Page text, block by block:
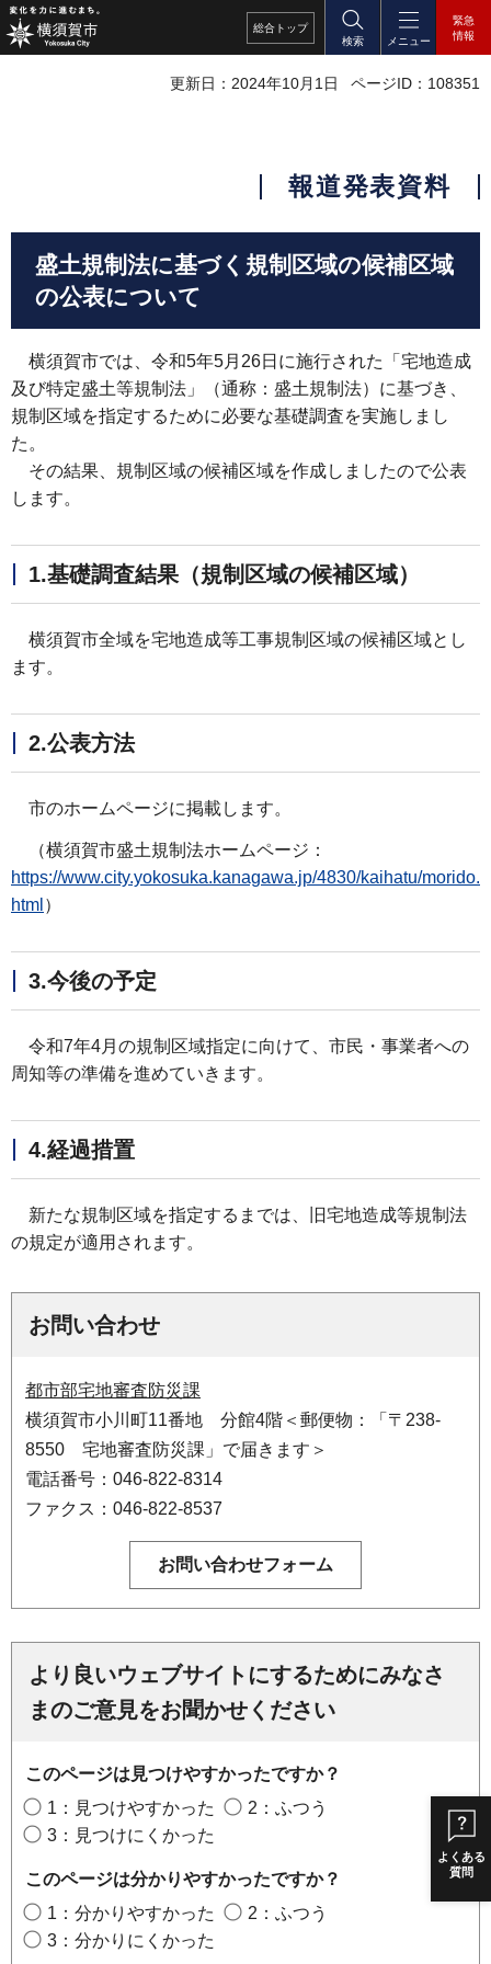
総合 トップ
検索
メニュー
緊急
情報
よくある
質問
更新日：2024年10月1日 ページID：108351
報道発表資料
盛土規制法に基づく規制区域の候補区域
の公表について
横須賀市では、令和5年5月26日に施行された「宅地造成
及び特定盛土等規制法」（通称：盛土規制法）に基づき、
規制区域を指定するために必要な基礎調査を実施しまし
た。
その結果、規制区域の候補区域を作成しましたので公表
します。
1.基礎調査結果（規制区域の候補区域）
横須賀市全域を宅地造成等工事規制区域の候補区域とし
ます。
2.公表方法
市のホームページに掲載します。
（横須賀市盛土規制法ホームページ：
https://www.city.yokosuka.kanagawa.jp/4830/kaihatu/morido.
html ）
3.今後の予定
令和7年4月の規制区域指定に向けて、市民・事業者への
周知等の準備を進めていきます。
4.経過措置
新たな規制区域を指定するまでは、旧宅地造成等規制法
の規定が適用されます。
お問い合わせ
都市部宅地審査防災課
横須賀市小川町11番地 分館4階＜郵便物：「〒238-
8550 宅地審査防災課」で届きます＞
電話番号：046-822-8314
ファクス：046-822-8537
より良いウェブサイトにするためにみなさ
まのご意見をお聞かせください
このページは見つけやすかったですか？
1：見つけやすかった
2：ふつう
3：見つけにくかった
このページは分かりやすかったですか？
1：分かりやすかった
2：ふつう
3：分かりにくかった